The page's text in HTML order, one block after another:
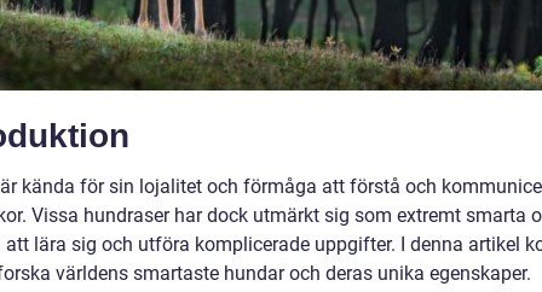
kända för sin lojalitet och förmåga att förstå och
Vissa hundraser har dock utmärkt sig som extremt smarta
att lära sig och utföra komplicerade uppgifter. I denna artikel
världens smartaste hundar och deras unika egenskaper.